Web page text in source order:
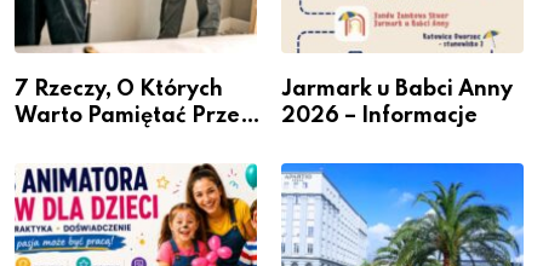
7 Rzeczy, O Których
Warto Pamiętać Przed
Jarmark u Babci Anny
2026 – Informacje